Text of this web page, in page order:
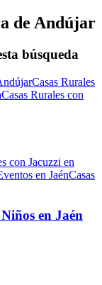
de Andújar
búsqueda
Casas Rurales
Casas Rurales con
con Jacuzzi en
en JaénCasas
en Jaén